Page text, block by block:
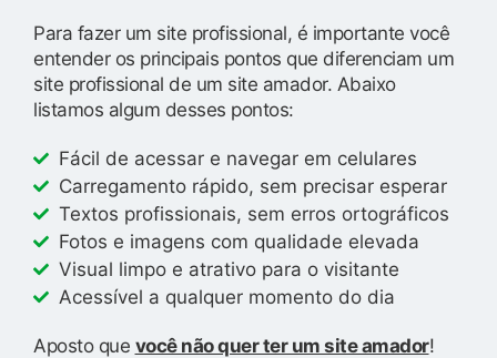
Para fazer um site profissional, é importante você
entender os principais pontos que diferenciam um
site profissional de um site amador. Abaixo
listamos algum desses pontos:
Fácil de acessar e navegar em celulares
Carregamento rápido, sem precisar esperar
Textos profissionais, sem erros ortográficos
Fotos e imagens com qualidade elevada
Visual limpo e atrativo para o visitante
Acessível a qualquer momento do dia
Aposto que você não quer ter um site amador!